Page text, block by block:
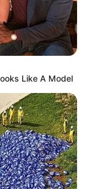
Like A Model